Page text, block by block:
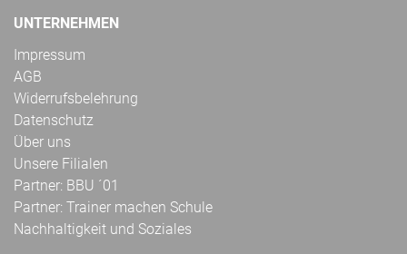
UNTERNEHMEN
Impressum
AGB
Widerrufsbelehrung
Datenschutz
Über uns
Unsere Filialen
Partner: BBU ´01
Partner: Trainer machen Schule
Nachhaltigkeit und Soziales